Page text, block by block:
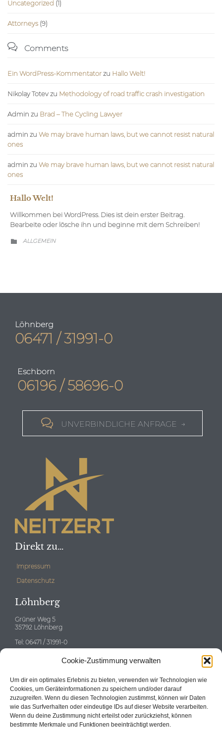
Cookie-Zustimmung verwalten
Um dir ein optimales Erlebnis zu bieten, verwenden wir Technologien wie
Cookies, um Geräteinformationen zu speichern und/oder darauf
zuzugreifen. Wenn du diesen Technologien zustimmst, können wir Daten
wie das Surfverhalten oder eindeutige IDs auf dieser Website verarbeiten.
Wenn du deine Zustimmung nicht erteilst oder zurückziehst, können
bestimmte Merkmale und Funktionen beeinträchtigt werden.
Uncategorized (1)
Аttorneys (9)
 Comments
Ein WordPress-Kommentatorzu Hallo Welt!
Nikolay Totevzu Methodology of road traffic crash investigation
Admin zu Brad – The Cycling Lawyer
admin zu We may brave human laws, but we cannot resist natural
ones
admin zu We may brave human laws, but we cannot resist natural
ones
Hallo Welt!
Willkommen bei WordPress. Dies ist dein erster Beitrag.
Bearbeite oder lösche ihn und beginne mit dem Schreiben!
 CATEGORY
ALLGEMEIN
Löhnberg
06471 / 31991-0
Eschborn
06196 / 58696-0
 UNVERBINDLICHE ANFRAGE →
Direkt zu…
Impressum
Datenschutz
Löhnberg
Grüner Weg 5
35792 Löhnberg
Tel: 06471 / 31991-0
Eschborn
Tel: 06196 / 58696-0
E-mail:info@neitzert-gruppe.de